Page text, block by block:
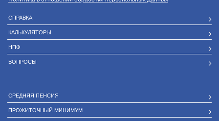
СПРАВКА
КАЛЬКУЛЯТОРЫ
НПФ
ВОПРОСЫ
СРЕДНЯЯ ПЕНСИЯ
ПРОЖИТОЧНЫЙ МИНИМУМ